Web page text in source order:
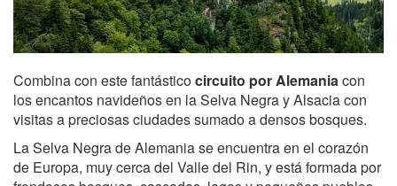
Combina con este fantásticocircuito por Alemaniacon
los encantos navideños en la Selva Negra y Alsacia con
visitas a preciosas ciudades sumado a densos bosques.
La Selva Negra de Alemania se encuentra en el corazón
de Europa, muy cerca del Valle del Rin, y está formada por